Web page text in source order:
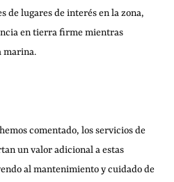
de lugares de interés en la zona,
en tierra firme mientras
marina.
comentado, los servicios de
un valor adicional a estas
al mantenimiento y cuidado de